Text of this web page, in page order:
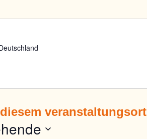
veranstaltungsort